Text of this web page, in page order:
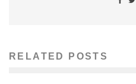
RELATED POSTS